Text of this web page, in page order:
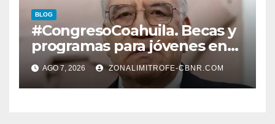
BLOG
#CongresoCoahuila. Becas y
programas para jóvenes en
áreas agropecuarias, plantea
Raúl Onofre
AGO 7, 2026 ZONALIMITROFE-CBNR.COM